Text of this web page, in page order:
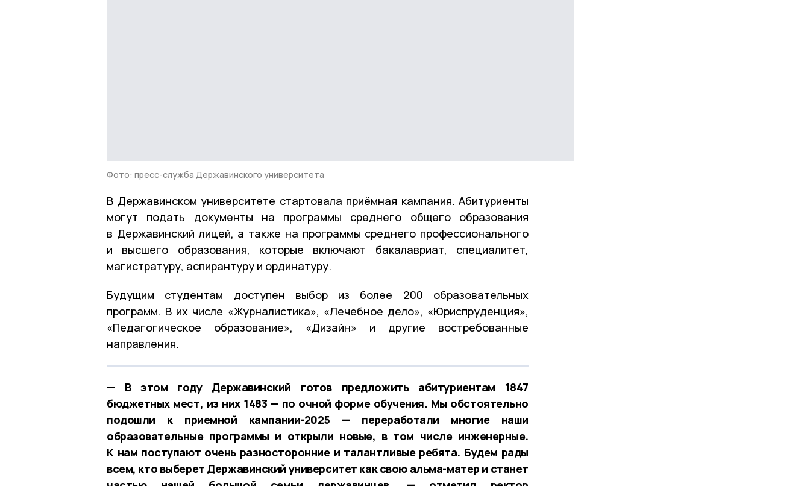
Фото: пресс-служба Державинского университета
В Державинском университете стартовала приёмная кампания. Абитуриенты
могут подать документы на программы среднего общего образования
в Державинский лицей, а также на программы среднего профессионального
и высшего образования, которые включают бакалавриат, специалитет,
магистратуру, аспирантуру и ординатуру.
Будущим студентам доступен выбор из более 200 образовательных
программ. В их числе «Журналистика», «Лечебное дело», «Юриспруденция»,
«Педагогическое образование», «Дизайн» и другие востребованные
направления.
— В этом году Державинский готов предложить абитуриентам 1847
бюджетных мест, из них 1483 — по очной форме обучения. Мы обстоятельно
подошли к приемной кампании-2025 — переработали многие наши
образовательные программы и открыли новые, в том числе инженерные.
К нам поступают очень разносторонние и талантливые ребята. Будем рады
всем, кто выберет Державинский университет как свою альма-матер и станет